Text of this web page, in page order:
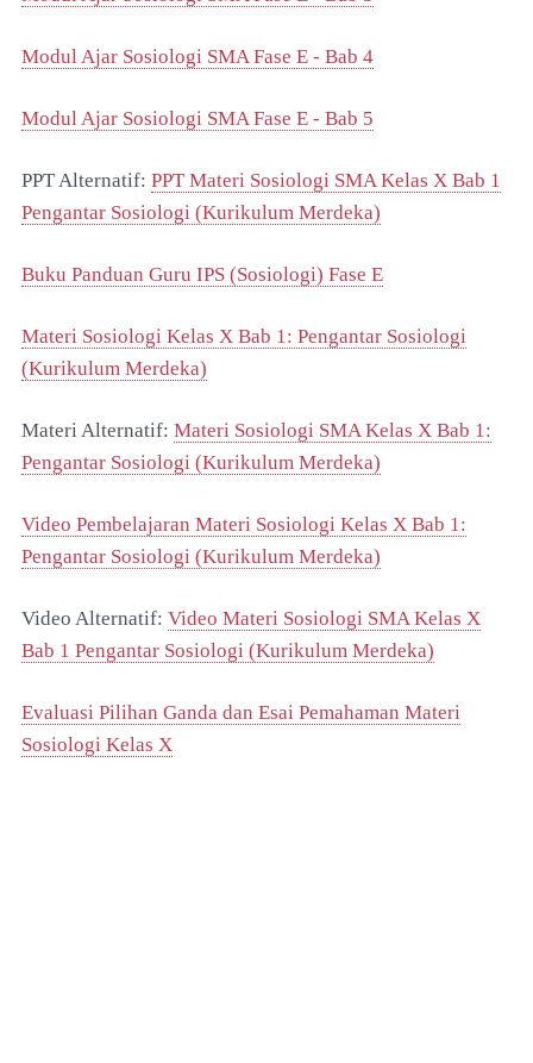
Modul Ajar Sosiologi SMA Fase E - Bab 4
Modul Ajar Sosiologi SMA Fase E - Bab 5
PPT Alternatif: PPT Materi Sosiologi SMA Kelas X Bab 1
Pengantar Sosiologi (Kurikulum Merdeka)
Buku Panduan Guru IPS (Sosiologi) Fase E
Materi Sosiologi Kelas X Bab 1: Pengantar Sosiologi
(Kurikulum Merdeka)
Materi Alternatif: Materi Sosiologi SMA Kelas X Bab 1:
Pengantar Sosiologi (Kurikulum Merdeka)
Video Pembelajaran Materi Sosiologi Kelas X Bab 1:
Pengantar Sosiologi (Kurikulum Merdeka)
Video Alternatif: Video Materi Sosiologi SMA Kelas X
Bab 1 Pengantar Sosiologi (Kurikulum Merdeka)
Evaluasi Pilihan Ganda dan Esai Pemahaman Materi
Sosiologi Kelas X